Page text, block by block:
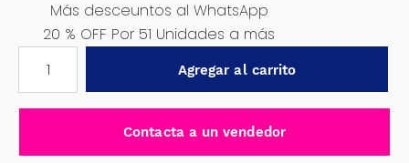
Más desceuntos al WhatsApp
20 % OFF Por 51 Unidades a más
CROMADO
ESPEJO
Agregar al carrito
Contacta a un vendedor